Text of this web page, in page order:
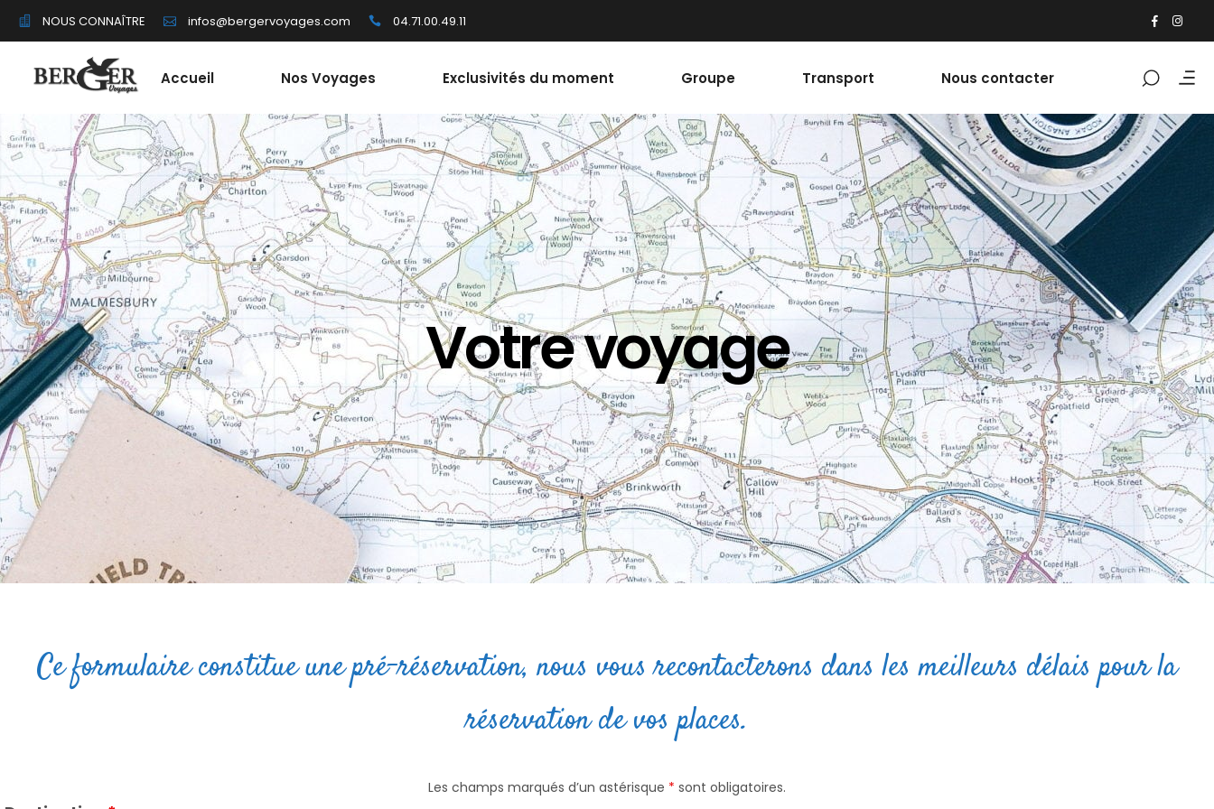
NOUS CONNAÎTRE infos@bergervoyages.com 04.71.00.49.11
Accueil Nos Voyages Exclusivités du moment Groupe Transport Nous contacter
Votre voyage
Ce formulaire constitue une pré-réservation, nous vous recontacterons dans les meilleurs délais pour la
réservation de vos places.
Les champs marqués d’un astérisque * sont obligatoires.